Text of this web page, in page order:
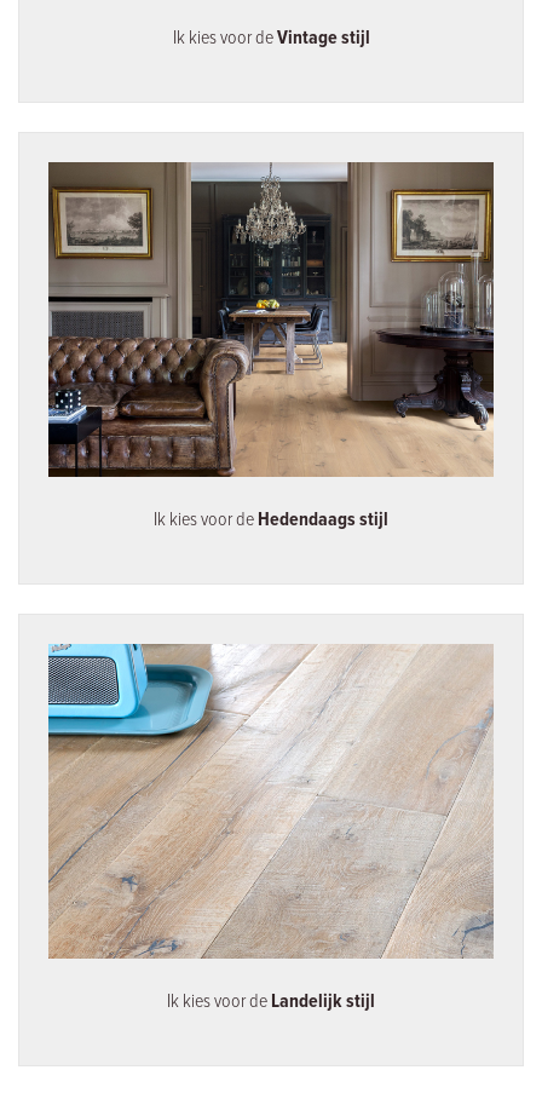
Ik kies voor deVintage stijl
Ik kies voor deHedendaags stijl
Ik kies voor deLandelijk stijl